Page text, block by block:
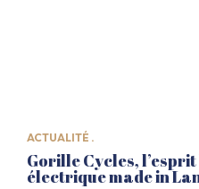
ACTUALITÉ .
Gorille Cycles,
électrique made in